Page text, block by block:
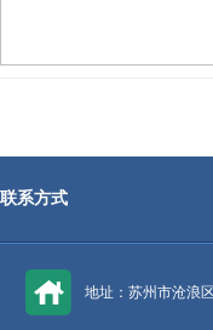
联系方式
地址：苏州市沧浪